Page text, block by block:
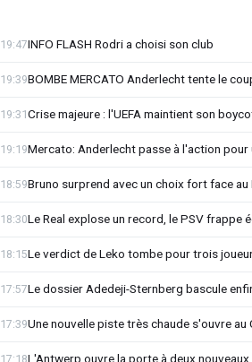
INFO FLASH Rodri a choisi son club
19:47
BOMBE MERCATO Anderlecht tente le
19:39
Crise majeure : l'UEFA maintient son
19:31
Mercato: Anderlecht passe à l'action pour
19:19
Bruno surprend avec un choix fort face au
18:59
Le Real explose un record, le PSV frappe
18:30
Le verdict de Leko tombe pour trois
18:15
Le dossier Adedeji-Sternberg bascule
17:57
Une nouvelle piste très chaude s'ouvre au
17:39
L'Antwerp ouvre la porte à deux
17:18